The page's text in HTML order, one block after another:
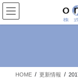
コ
ン
テ
ス
ナ
ビ
ゲ
ン
HOME 更新情報